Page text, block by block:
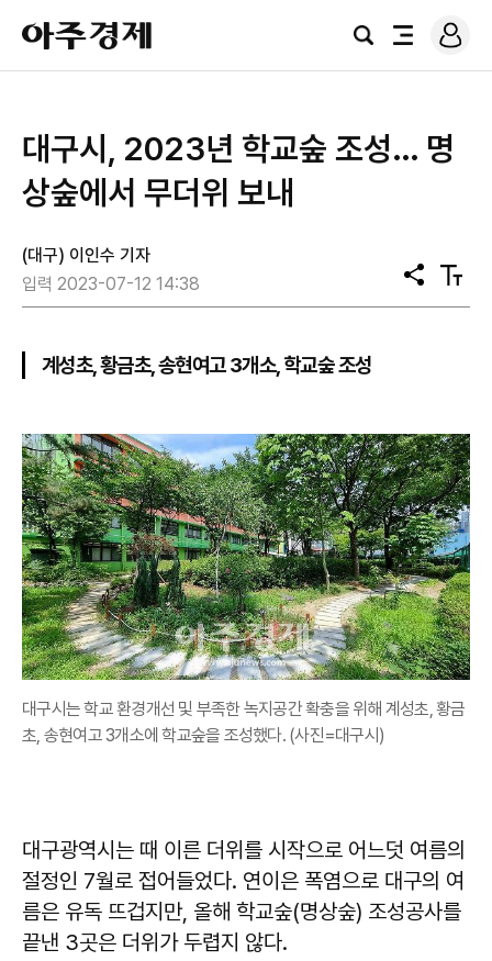
아
주
경
검
전
로
그
대구시, 2023년 학교숲 조성… 명
상숲에서 무더위 보내
(대구) 이인수 기자
입력 2023-07-12 14:38
공
유
텍
스
계성초, 황금초, 송현여고 3개소, 학교숲 조성
대구시는 학교 환경개선 및 부족한 녹지공간 확충을 위해 계성초, 황금
초, 송현여고 3개소에 학교숲을 조성했다. (사진=대구시)
대구광역시는 때 이른 더위를 시작으로 어느덧 여름의
절정인 7월로 접어들었다. 연이은 폭염으로 대구의 여
름은 유독 뜨겁지만, 올해 학교숲(명상숲) 조성공사를
끝낸 3곳은 더위가 두렵지 않다.